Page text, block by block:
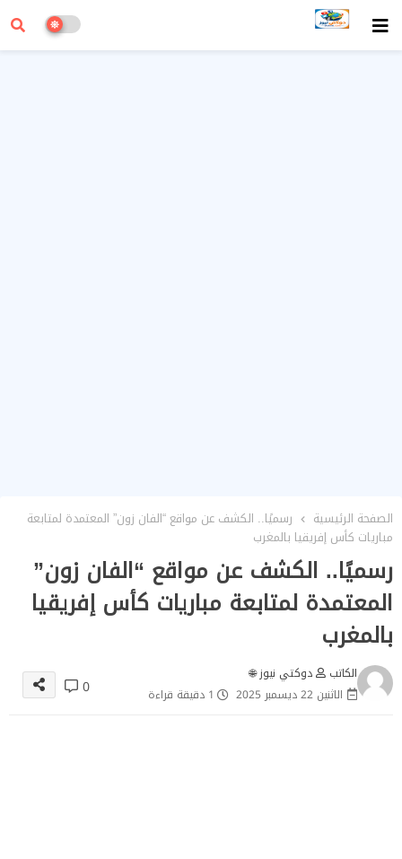
الصفحة الرئيسية
رسميًا.. الكشف عن مواقع “الفان زون” المعتمدة لمتابعة
مباريات كأس إفريقيا بالمغرب
رسميًا.. الكشف عن مواقع “الفان زون”
المعتمدة لمتابعة مباريات كأس إفريقيا
بالمغرب
الكاتب
دوكتي نيوز 🌐
الاثنين 22 ديسمبر 2025
1 دقيقة قراءة 0